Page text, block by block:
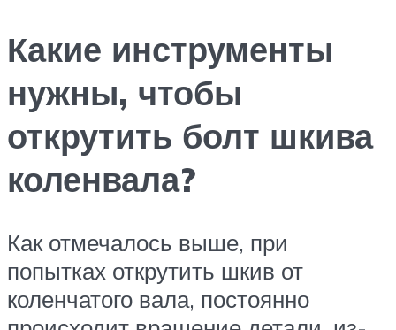
Какие инструменты
нужны, чтобы
открутить болт шкива
коленвала?
Как отмечалось выше, при
попытках открутить шкив от
коленчатого вала, постоянно